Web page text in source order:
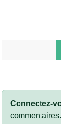
Connectez-
commentaires.